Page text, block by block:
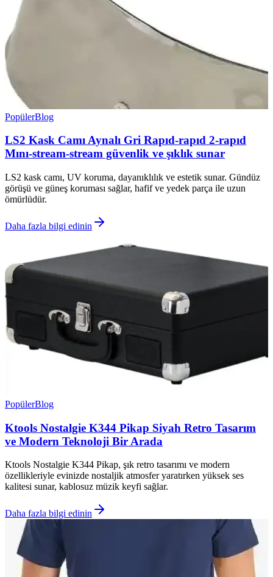
PopülerBlog
LS2 Kask Camı Aynalı Gri Rapıd-rapıd 2-rapıd
Mını-stream-stream güvenlik ve şıklık sunar
LS2 kask camı, UV koruma, dayanıklılık ve estetik sunar. Gündüz
görüşü ve güneş koruması sağlar, hafif ve yedek parça ile uzun
ömürlüdür.
Daha fazla bilgi edinin
PopülerBlog
Ktools Nostalgie K344 Pikap Siyah Retro Tasarım
ve Modern Teknoloji Bir Arada
Ktools Nostalgie K344 Pikap, şık retro tasarımı ve modern
özellikleriyle evinizde nostaljik atmosfer yaratırken yüksek ses
kalitesi sunar, kablosuz müzik keyfi sağlar.
Daha fazla bilgi edinin